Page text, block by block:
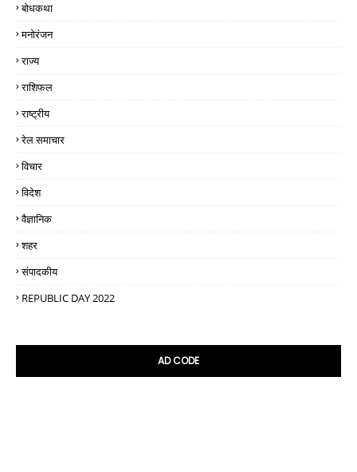
बोधकथा
मनोरंजन
राज्य
राशिफल
राष्ट्रीय
रेल समाचार
विचार
विदेश
वैज्ञानिक
शहर
संपादकीय
REPUBLIC DAY 2022
AD CODE